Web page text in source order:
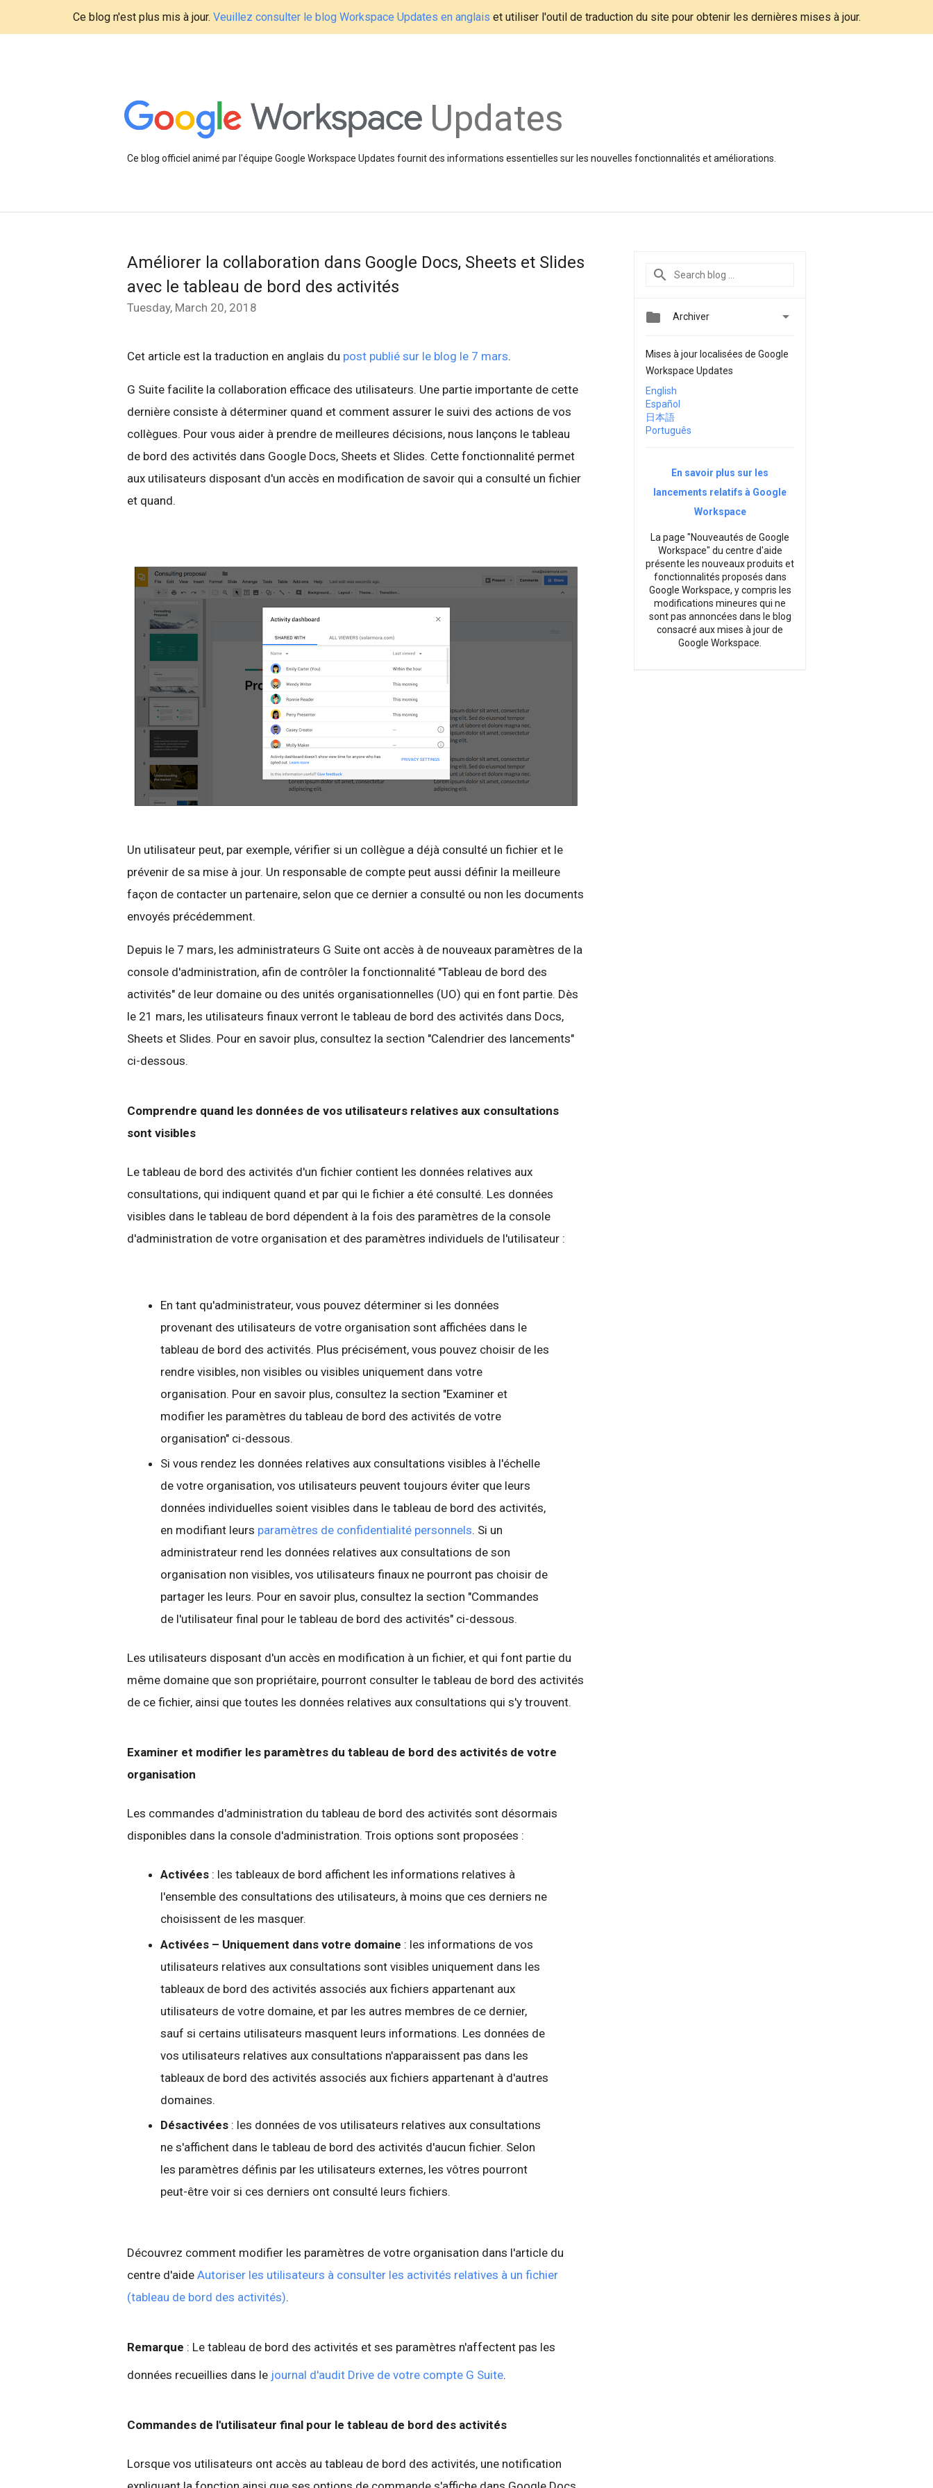
Ce blog n'est plus mis à jour. Veuillez consulter le blog Workspace Updates en anglais et utiliser l'outil de traduction du site pour obtenir les dernières mises à jour.
Updates
Ce blog officiel animé par l'équipe Google Workspace Updates fournit des informations essentielles sur les nouvelles fonctionnalités et améliorations.
Améliorer la collaboration dans Google Docs, Sheets et Slides
avec le tableau de bord des activités
Tuesday, March 20, 2018
Cet article est la traduction en anglais du post publié sur le blog le 7 mars.
G Suite facilite la collaboration efficace des utilisateurs. Une partie importante de cette
dernière consiste à déterminer quand et comment assurer le suivi des actions de vos
collègues. Pour vous aider à prendre de meilleures décisions, nous lançons le tableau
de bord des activités dans Google Docs, Sheets et Slides. Cette fonctionnalité permet
aux utilisateurs disposant d'un accès en modification de savoir qui a consulté un fichier
et quand.
Un utilisateur peut, par exemple, vérifier si un collègue a déjà consulté un fichier et le
prévenir de sa mise à jour. Un responsable de compte peut aussi définir la meilleure
façon de contacter un partenaire, selon que ce dernier a consulté ou non les documents
envoyés précédemment.
Depuis le 7 mars, les administrateurs G Suite ont accès à de nouveaux paramètres de la
console d'administration, afin de contrôler la fonctionnalité "Tableau de bord des
activités" de leur domaine ou des unités organisationnelles (UO) qui en font partie. Dès
le 21 mars, les utilisateurs finaux verront le tableau de bord des activités dans Docs,
Sheets et Slides. Pour en savoir plus, consultez la section "Calendrier des lancements"
ci-dessous.
Comprendre quand les données de vos utilisateurs relatives aux consultations
sont visibles
Le tableau de bord des activités d'un fichier contient les données relatives aux
consultations, qui indiquent quand et par qui le fichier a été consulté. Les données
visibles dans le tableau de bord dépendent à la fois des paramètres de la console
d'administration de votre organisation et des paramètres individuels de l'utilisateur :
En tant qu'administrateur, vous pouvez déterminer si les données
provenant des utilisateurs de votre organisation sont affichées dans le
tableau de bord des activités. Plus précisément, vous pouvez choisir de les
rendre visibles, non visibles ou visibles uniquement dans votre
organisation. Pour en savoir plus, consultez la section "Examiner et
modifier les paramètres du tableau de bord des activités de votre
organisation" ci-dessous.
Si vous rendez les données relatives aux consultations visibles à l'échelle
de votre organisation, vos utilisateurs peuvent toujours éviter que leurs
données individuelles soient visibles dans le tableau de bord des activités,
en modifiant leurs paramètres de confidentialité personnels. Si un
administrateur rend les données relatives aux consultations de son
organisation non visibles, vos utilisateurs finaux ne pourront pas choisir de
partager les leurs. Pour en savoir plus, consultez la section "Commandes
de l'utilisateur final pour le tableau de bord des activités" ci-dessous.
Les utilisateurs disposant d'un accès en modification à un fichier, et qui font partie du
même domaine que son propriétaire, pourront consulter le tableau de bord des activités
de ce fichier, ainsi que toutes les données relatives aux consultations qui s'y trouvent.
Examiner et modifier les paramètres du tableau de bord des activités de votre
organisation
Les commandes d'administration du tableau de bord des activités sont désormais
disponibles dans la console d'administration. Trois options sont proposées :
Activées : les tableaux de bord affichent les informations relatives à
l'ensemble des consultations des utilisateurs, à moins que ces derniers ne
choisissent de les masquer.
Activées – Uniquement dans votre domaine : les informations de vos
utilisateurs relatives aux consultations sont visibles uniquement dans les
tableaux de bord des activités associés aux fichiers appartenant aux
utilisateurs de votre domaine, et par les autres membres de ce dernier,
sauf si certains utilisateurs masquent leurs informations. Les données de
vos utilisateurs relatives aux consultations n'apparaissent pas dans les
tableaux de bord des activités associés aux fichiers appartenant à d'autres
domaines.
Désactivées : les données de vos utilisateurs relatives aux consultations
ne s'affichent dans le tableau de bord des activités d'aucun fichier. Selon
les paramètres définis par les utilisateurs externes, les vôtres pourront
peut-être voir si ces derniers ont consulté leurs fichiers.
Découvrez comment modifier les paramètres de votre organisation dans l'article du
centre d'aide Autoriser les utilisateurs à consulter les activités relatives à un fichier
(tableau de bord des activités).
Remarque : Le tableau de bord des activités et ses paramètres n'affectent pas les
données recueillies dans le journal d'audit Drive de votre compte G Suite.
Commandes de l'utilisateur final pour le tableau de bord des activités
Lorsque vos utilisateurs ont accès au tableau de bord des activités, une notification
 Archiver 
Mises à jour localisées de Google
Workspace Updates
English
Español
日本語
Português
En savoir plus sur les
lancements relatifs à Google
Workspace
La page "Nouveautés de Google
Workspace" du centre d'aide
présente les nouveaux produits et
fonctionnalités proposés dans
Google Workspace, y compris les
modifications mineures qui ne
sont pas annoncées dans le blog
consacré aux mises à jour de
Google Workspace.